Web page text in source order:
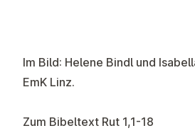
Im Bild: Helene Bindl und
EmK Linz.
Zum Bibeltext Rut 1,1-18